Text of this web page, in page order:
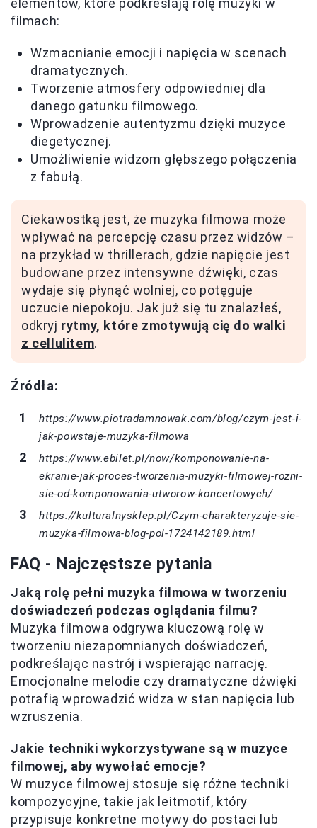
filmach:
Wzmacnianie emocji i napięcia w scenach
dramatycznych.
Tworzenie atmosfery odpowiedniej dla
danego gatunku filmowego.
Wprowadzenie autentyzmu dzięki muzyce
diegetycznej.
Umożliwienie widzom głębszego połączenia
z fabułą.
Ciekawostką jest, że muzyka filmowa może
wpływać na percepcję czasu przez widzów –
na przykład w thrillerach, gdzie napięcie jest
budowane przez intensywne dźwięki, czas
wydaje się płynąć wolniej, co potęguje
uczucie niepokoju. Jak już się tu znalazłeś,
odkryj rytmy, które zmotywują cię do walki
z cellulitem.
Źródła:
https://www.piotradamnowak.com/blog/czym-jest-i-
jak-powstaje-muzyka-filmowa
https://www.ebilet.pl/now/komponowanie-na-
ekranie-jak-proces-tworzenia-muzyki-filmowej-rozni-
sie-od-komponowania-utworow-koncertowych/
https://kulturalnysklep.pl/Czym-charakteryzuje-sie-
muzyka-filmowa-blog-pol-1724142189.html
FAQ - Najczęstsze pytania
Jaką rolę pełni muzyka filmowa w tworzeniu
doświadczeń podczas oglądania filmu?
Muzyka filmowa odgrywa kluczową rolę w
tworzeniu niezapomnianych doświadczeń,
podkreślając nastrój i wspierając narrację.
Emocjonalne melodie czy dramatyczne dźwięki
potrafią wprowadzić widza w stan napięcia lub
wzruszenia.
Jakie techniki wykorzystywane są w muzyce
filmowej, aby wywołać emocje?
W muzyce filmowej stosuje się różne techniki
kompozycyjne, takie jak leitmotif, który
przypisuje konkretne motywy do postaci lub